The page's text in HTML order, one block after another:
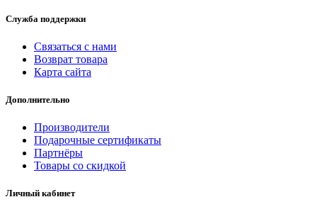
Служба поддержки
Связаться с нами
Возврат товара
Карта сайта
Дополнительно
Производители
Подарочные сертификаты
Партнёры
Товары со скидкой
Личный кабинет